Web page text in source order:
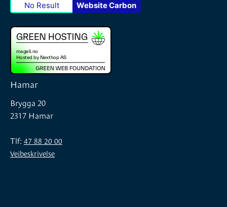
No Result Website Carbon
Hamar
Brygga 20
2317 Hamar
Tlf:47 88 20 00
Veibeskrivelse